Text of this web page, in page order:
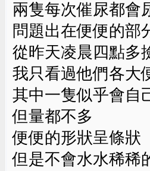
兩隻每次催尿都會
問題出在便便的部
從昨天凌晨四點多
我只看過他們各大
其中一隻似乎會自
但量都不多
便便的形狀呈條狀
但是不會水水稀稀